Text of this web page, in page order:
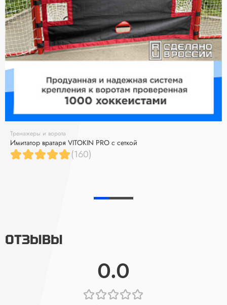
Тренажеры и ворота
Имитатор вратаря VITOKIN PRO с сеткой
(160)
ОТЗЫВЫ
0.0